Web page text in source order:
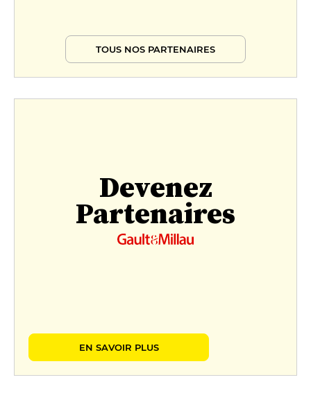
TOUS NOS PARTENAIRES
Devenez
Partenaires
EN SAVOIR PLUS